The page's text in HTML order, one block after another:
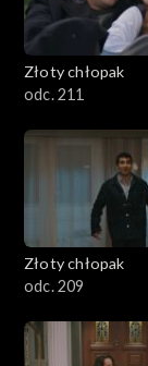
Złoty chłopak
odc. 211
Złoty chłopak
odc. 209